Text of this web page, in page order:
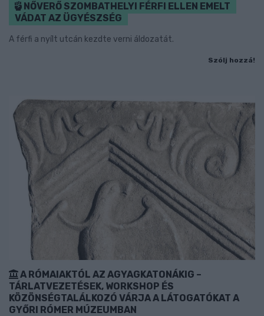
NŐVERŐ SZOMBATHELYI FÉRFI ELLEN EMELT
VÁDAT AZ ÜGYÉSZSÉG
A férfi a nyílt utcán kezdte verni áldozatát.
Szólj hozzá!
A RÓMAIAKTÓL AZ AGYAGKATONÁKIG –
TÁRLATVEZETÉSEK, WORKSHOP ÉS
KÖZÖNSÉGTALÁLKOZÓ VÁRJA A LÁTOGATÓKAT A
GYŐRI RÓMER MÚZEUMBAN